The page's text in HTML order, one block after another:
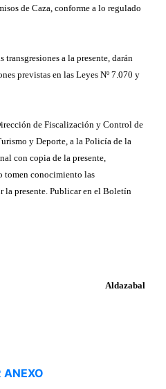
de Caza, conforme a lo regulado
transgresiones a la presente, darán
previstas en las Leyes Nº 7.070 y
de Fiscalización y Control de
y Deporte, a la Policía de la
con copia de la presente,
tomen conocimiento las
la presente. Publicar en el Boletín
Aldazabal
ANEXO